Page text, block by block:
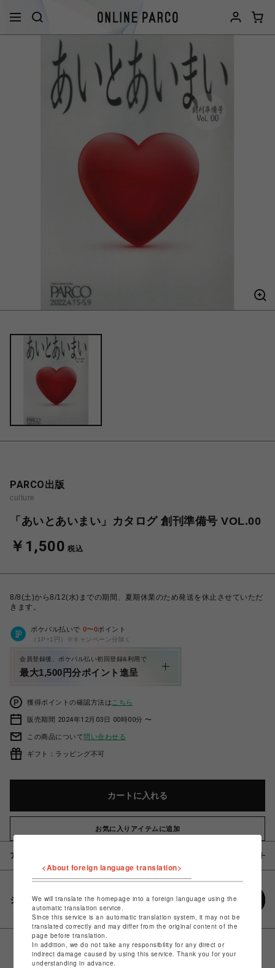
PARCO出版
culture
「あいとあいまい」カタログ 創刊準備号 VOL.00
￥1,500 税込
8/8(土)から8/12(水)までの期間、夏期休業のため発送を休止させていただ
きます。
ポケパル払いで 0〜0ポイント
（1P=1円）※キャンペーン分除く
会員登録後、ポケパル払い初回登録&利用で
最大1,500円分ポイント進呈
獲得ポイントの確認方法は こちら
販売期間 2024年12月03日 00時00分 〜
この商品について問い合わせる
ギフト：ラッピング不可
カートに入れる
お気に入りアイテムに追加
アイテム説明 / 素材
シェアする
<About foreign language translation>
We will translate the homepage into a foreign language using the
automatic translation service.
Since this service is an automatic translation system, it may not be
translated correctly and may differ from the original content of the
page before translation.
In addition, we do not take any responsibility for any direct or
indirect damage caused by using this service. Thank you for your
understanding in advance.